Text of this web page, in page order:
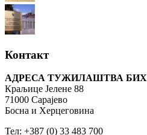
Контакт
АДРЕСА ТУЖИЛАШТВА БИХ
Краљице Јелене 88
71000 Сарајево
Босна и Херцеговина
Тел: +387 (0) 33 483 700